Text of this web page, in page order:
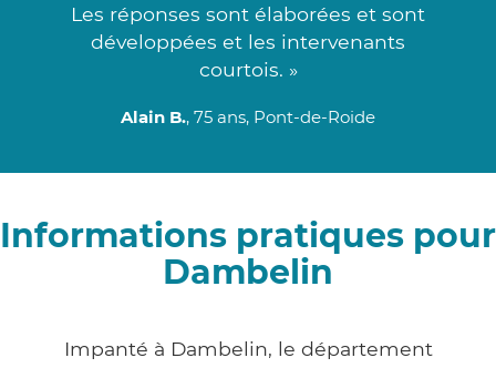
Les réponses sont élaborées et sont
développées et les intervenants
courtois. »
Alain B., 75 ans, Pont-de-Roide
Informations pratiques pour
Dambelin
Impanté à Dambelin, le département